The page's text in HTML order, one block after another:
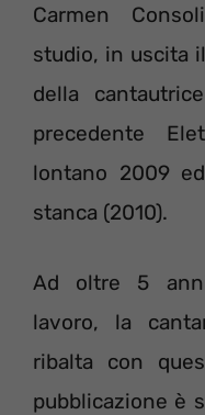
Carmen
studio, in uscita
della
precedente
lontano 2009
stanca (2010).
Ad oltre 5
lavoro, la
ribalta con
pubblicazione è